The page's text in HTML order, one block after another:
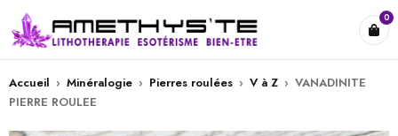
0
Accueil › Minéralogie › Pierres roulées › V à Z › VANADINITE
PIERRE ROULEE